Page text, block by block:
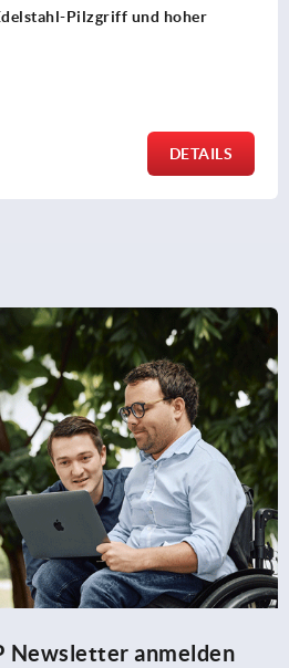
mit Edelstahl-Pilzgriff
DETAILS
Newsletter anmelden